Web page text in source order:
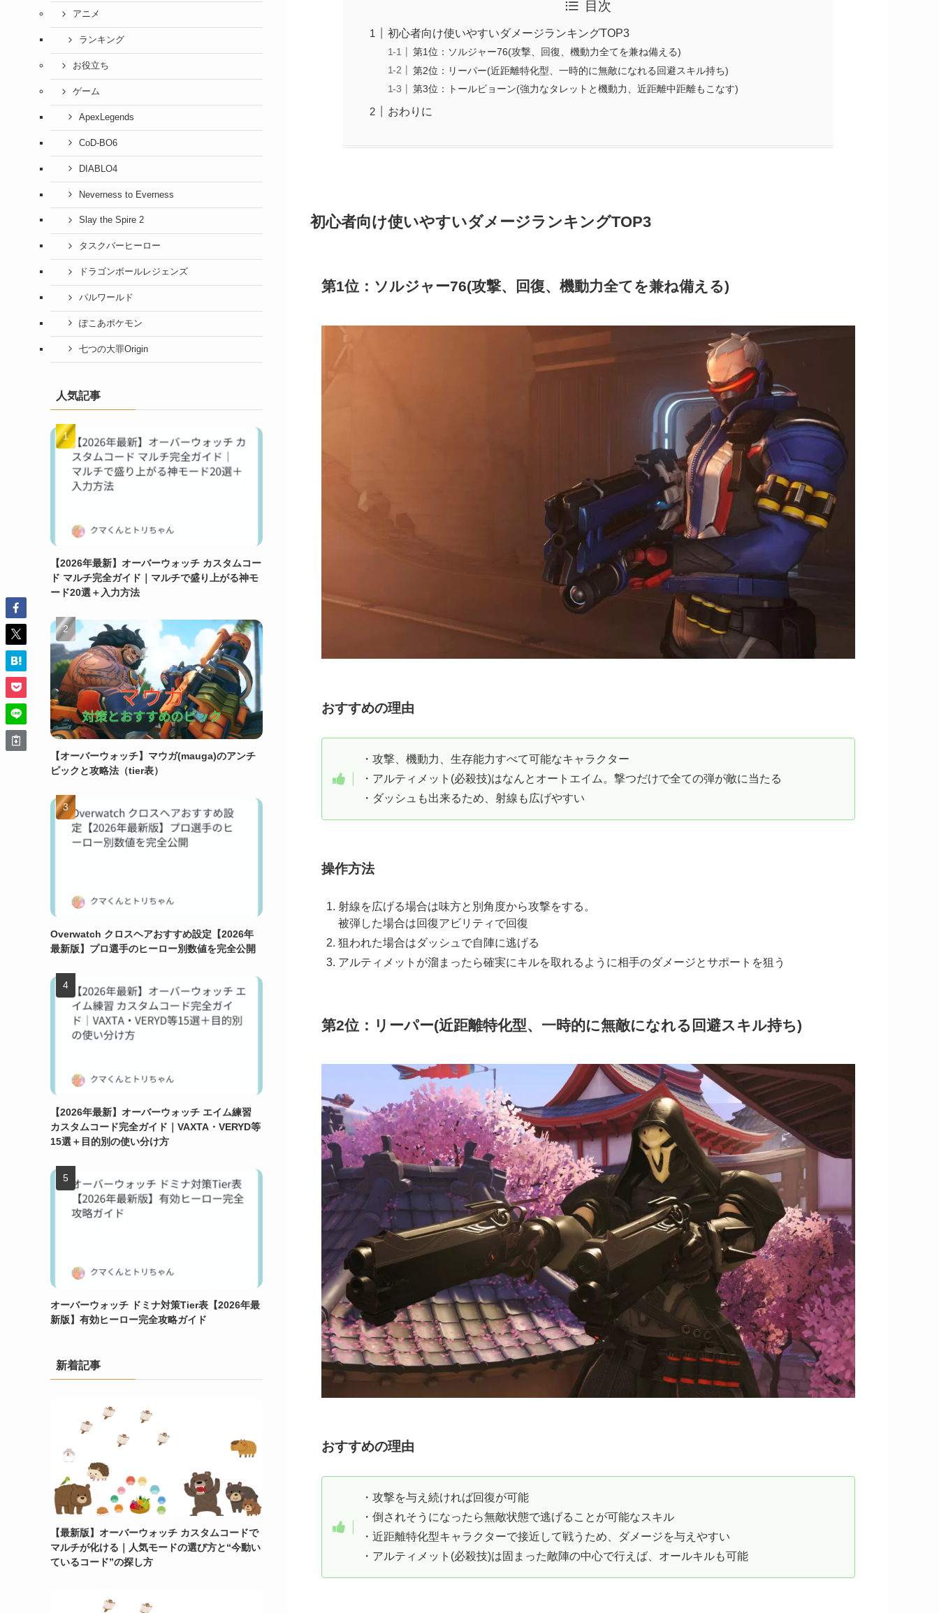
目次
初心者向け使いやすいダメージランキングTOP3
第1位：ソルジャー76(攻撃、回復、機動力全てを兼ね備える)
第2位：リーパー(近距離特化型、一時的に無敵になれる回避スキル持ち)
第3位：トールビョーン(強力なタレットと機動力、近距離中距離もこなす)
おわりに
初心者向け使いやすいダメージランキングTOP3
第1位：ソルジャー76(攻撃、回復、機動力全てを兼ね備える)
おすすめの理由
・攻撃、機動力、生存能力すべて可能なキャラクター
・アルティメット(必殺技)はなんとオートエイム。撃つだけで全ての弾が敵に当たる
・ダッシュも出来るため、射線も広げやすい
操作方法
射線を広げる場合は味方と別角度から攻撃をする。
被弾した場合は回復アビリティで回復
狙われた場合はダッシュで自陣に逃げる
アルティメットが溜まったら確実にキルを取れるように相手のダメージとサポートを狙う
第2位：リーパー(近距離特化型、一時的に無敵になれる回避スキル持ち)
おすすめの理由
・攻撃を与え続ければ回復が可能
・倒されそうになったら無敵状態で逃げることが可能なスキル
・近距離特化型キャラクターで接近して戦うため、ダメージを与えやすい
・アルティメット(必殺技)は固まった敵陣の中心で行えば、オールキルも可能
アニメ
ランキング
お役立ち
ゲーム
ApexLegends
CoD-BO6
DIABLO4
Neverness to Everness
Slay the Spire 2
タスクバーヒーロー
ドラゴンボールレジェンズ
パルワールド
ぽこあポケモン
七つの大罪Origin
人気記事
【2026年最新】オーバーウォッチ カスタムコー
ド マルチ完全ガイド｜マルチで盛り上がる神モ
ード20選＋入力方法
【オーバーウォッチ】マウガ(mauga)のアンチ
ピックと攻略法（tier表）
Overwatch クロスヘアおすすめ設定【2026年
最新版】プロ選手のヒーロー別数値を完全公開
【2026年最新】オーバーウォッチ エイム練習
カスタムコード完全ガイド｜VAXTA・VERYD等
15選＋目的別の使い分け方
オーバーウォッチ ドミナ対策Tier表【2026年最
新版】有効ヒーロー完全攻略ガイド
新着記事
【最新版】オーバーウォッチ カスタムコードで
マルチが化ける｜人気モードの選び方と“今動い
ているコード”の探し方